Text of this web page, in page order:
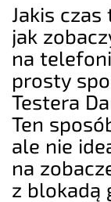
Jakis
jak
na
prosty
Testera
Ten
ale nie
na
z blokadą